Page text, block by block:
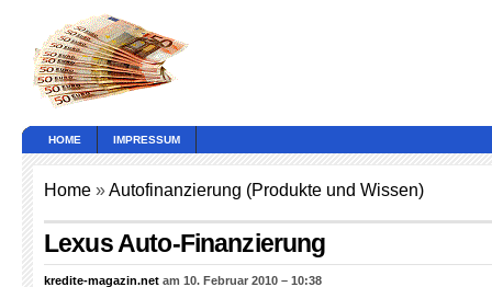
HOME IMPRESSUM
Home »Autofinanzierung (Produkte und Wissen)
Lexus Auto-Finanzierung
kredite-magazin.net am 10. Februar 2010 – 10:38